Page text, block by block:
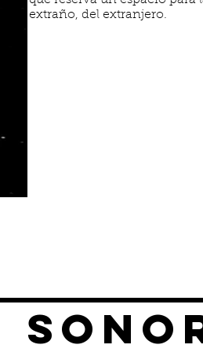
extraño, del extranjero.